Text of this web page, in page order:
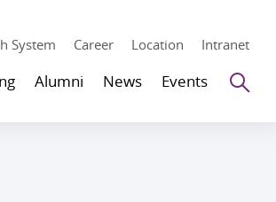
System Career Location Intranet
Alumni News Events